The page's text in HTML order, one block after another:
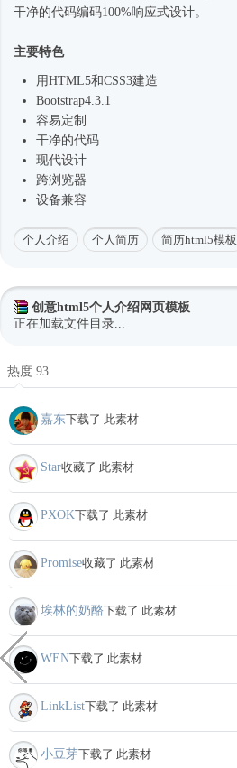
干净的代码编码100%响应式设计。
主要特色
用HTML5和CSS3建造
Bootstrap4 .3.1
容易定制
干净的代码
现代设计
跨浏览器
设备兼容
个人介绍 个人简历 简历html5模板
创意html5个人介绍网页模板
正在加载文件目录...
热度 93
嘉东下载了 此素材
Star收藏了 此素材
PXOK下载了 此素材
Promise收藏了 此素材
埃林的奶酪下载了 此素材
WEN下载了 此素材
LinkList下载了 此素材
小豆芽下载了 此素材